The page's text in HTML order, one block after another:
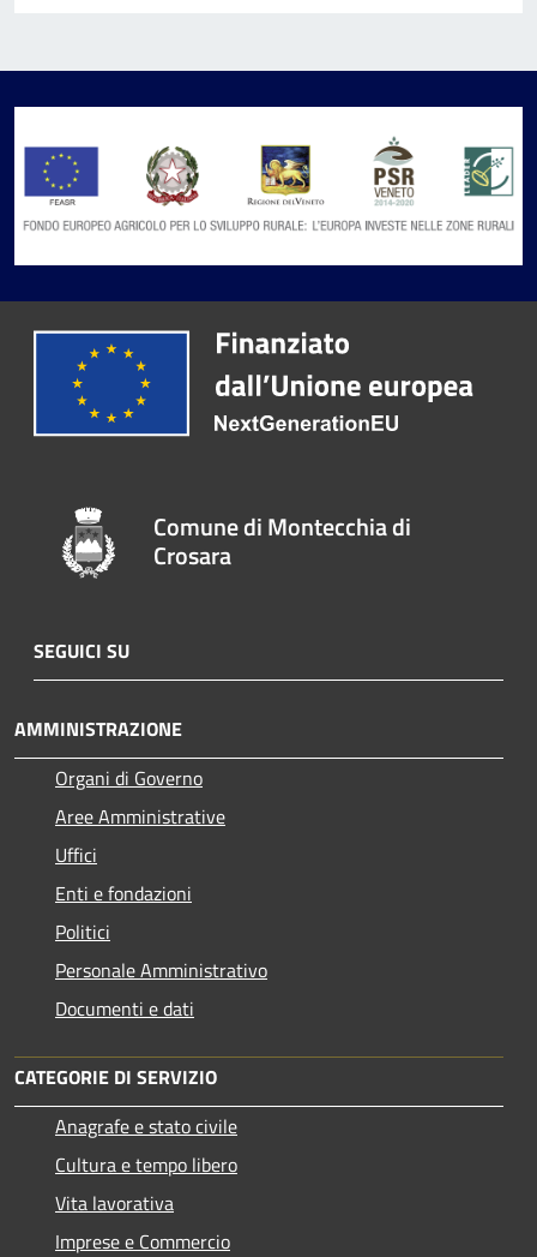
Comune di Montecchia di
Crosara
SEGUICI SU
AMMINISTRAZIONE
Organi di Governo
Aree Amministrative
Uffici
Enti e fondazioni
Politici
Personale Amministrativo
Documenti e dati
CATEGORIE DI SERVIZIO
Anagrafe e stato civile
Cultura e tempo libero
Vita lavorativa
Imprese e Commercio